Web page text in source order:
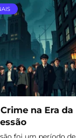
na Era da